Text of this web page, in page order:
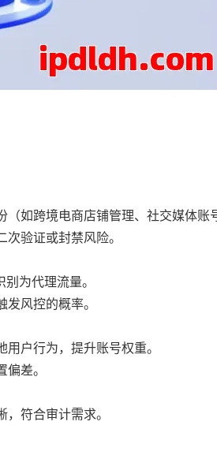
如跨境电商店铺管理、社交媒体账
验证或封禁风险。
为代理流量。
风控的概率。
户行为，提升账号权重。
差。
符合审计需求。